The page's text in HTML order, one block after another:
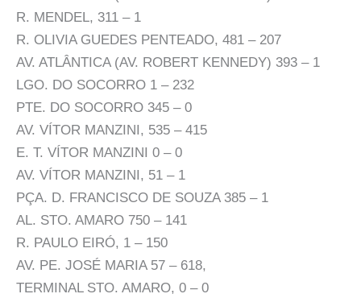
R. MENDEL, 311 – 1
R. OLIVIA GUEDES PENTEADO, 481 – 207
AV. ATLÂNTICA (AV. ROBERT KENNEDY) 393 – 1
LGO. DO SOCORRO 1 – 232
PTE. DO SOCORRO 345 – 0
AV. VÍTOR MANZINI, 535 – 415
E. T. VÍTOR MANZINI 0 – 0
AV. VÍTOR MANZINI, 51 – 1
PÇA. D. FRANCISCO DE SOUZA 385 – 1
AL. STO. AMARO 750 – 141
R. PAULO EIRÓ, 1 – 150
AV. PE. JOSÉ MARIA 57 – 618,
TERMINAL STO. AMARO, 0 – 0